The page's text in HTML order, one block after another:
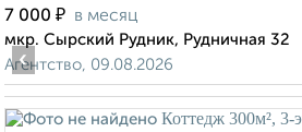
7 000 ₽ в месяц
мкр. Сырский Рудник, Рудничная 32
Агентство, 09.08.2026
‹